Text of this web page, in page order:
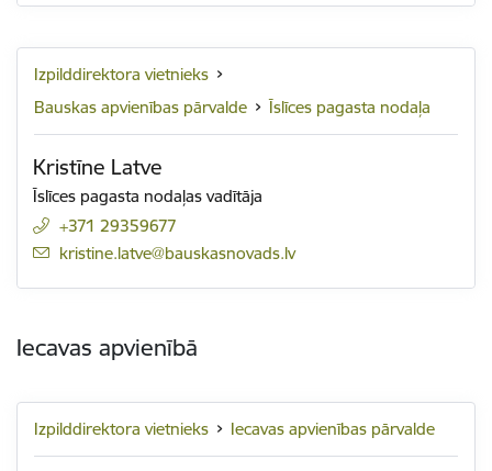
Izpilddirektora vietnieks
Bauskas apvienības pārvalde
Īslīces pagasta nodaļa
Kristīne Latve
Īslīces pagasta nodaļas vadītāja
+371 29359677
E-pasts:
kristine.latve@bauskasnovads.lv
Iecavas apvienībā
Izpilddirektora vietnieks Iecavas apvienības pārvalde